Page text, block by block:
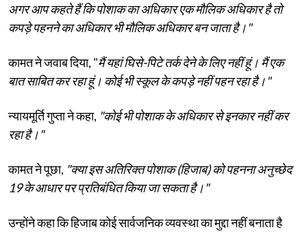
अगर आप कहते हैं कि पोशाक का अधिकार एक मौलिक अधिकार है तो
कपड़े पहनने का अधिकार भी मौलिक अधिकार बन जाता है।"
कामत ने जवाब दिया, "मैं यहां घिसे-पिटे तर्क देने के लिए नहीं हूं। मैं एक
बात साबित कर रहा हूं। कोई भी स्कूल के कपड़े नहीं पहन रहा है।"
न्यायमूर्ति गुप्ता ने कहा, "कोई भी पोशाक के अधिकार से इनकार नहीं कर
रहा है।"
कामत ने पूछा, "क्या इस अतिरिक्त पोशाक (हिजाब) को पहनना अनुच्छेद
19 के आधार पर प्रतिबंधित किया जा सकता है।"
उन्होंने कहा कि हिजाब कोई सार्वजनिक व्यवस्था का मुद्दा नहीं बनाता है